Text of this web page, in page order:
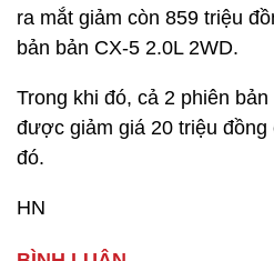
ra mắt giảm còn 859 triệu
bản bản CX-5 2.0L 2WD.
Trong khi đó, cả 2 phiên
được giảm giá 20 triệu
đó.
HN